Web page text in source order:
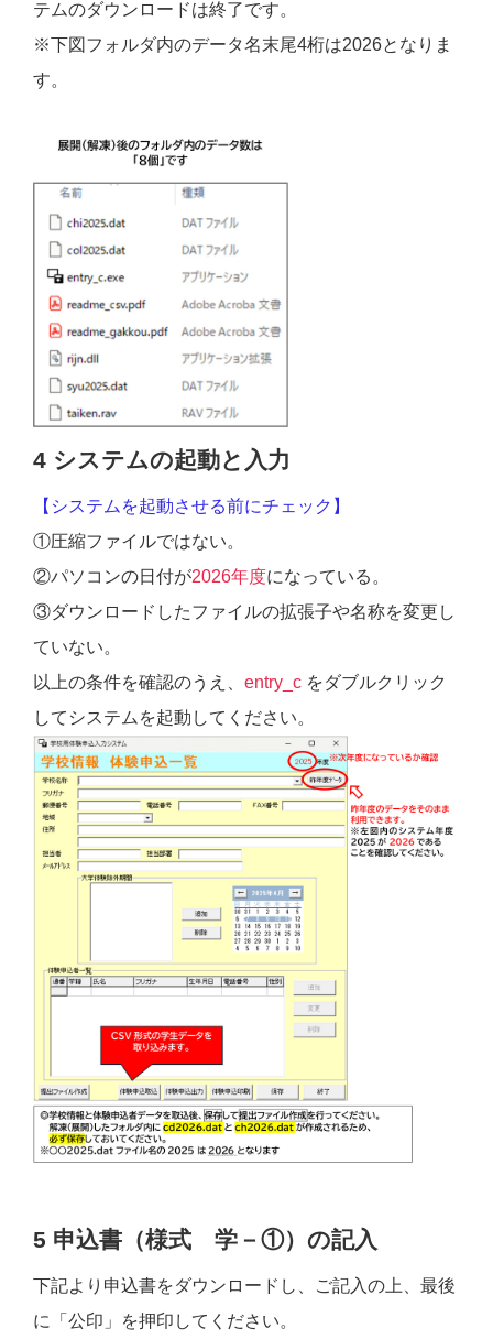
テムのダウンロードは終了です。
※下図フォルダ内のデータ名末尾4桁は2026となりま
す。
4 システムの起動と入力
【システムを起動させる前にチェック】
①圧縮ファイルではない。
②パソコンの日付が2026年度になっている。
③ダウンロードしたファイルの拡張子や名称を変更し
ていない。
以上の条件を確認のうえ、 entry_c をダブルクリック
してシステムを起動してください。
5 申込書（様式 学－①）の記入
下記より申込書をダウンロードし、ご記入の上、最後
に「公印」を押印してください。